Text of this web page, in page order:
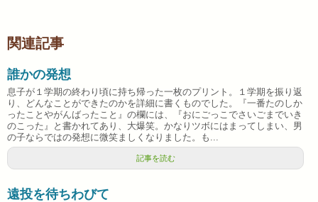
関連記事
誰かの発想
息子が１学期の終わり頃に持ち帰った一枚のプリント。１学期を振り返
り、どんなことができたのかを詳細に書くものでした。『一番たのしか
ったことやがんばったこと』の欄には、『おにごっこでさいごまでいき
のこった』と書かれてあり、大爆笑。かなりツボにはまってしまい、男
の子ならではの発想に微笑ましくなりました。も...
記事を読む
遠投を待ちわびて